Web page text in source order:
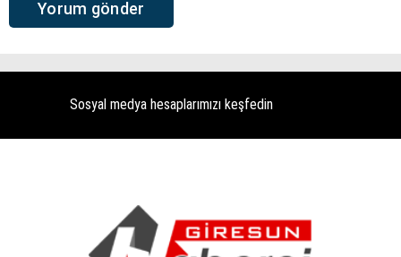
Sosyal medya hesaplarımızı keşfedin